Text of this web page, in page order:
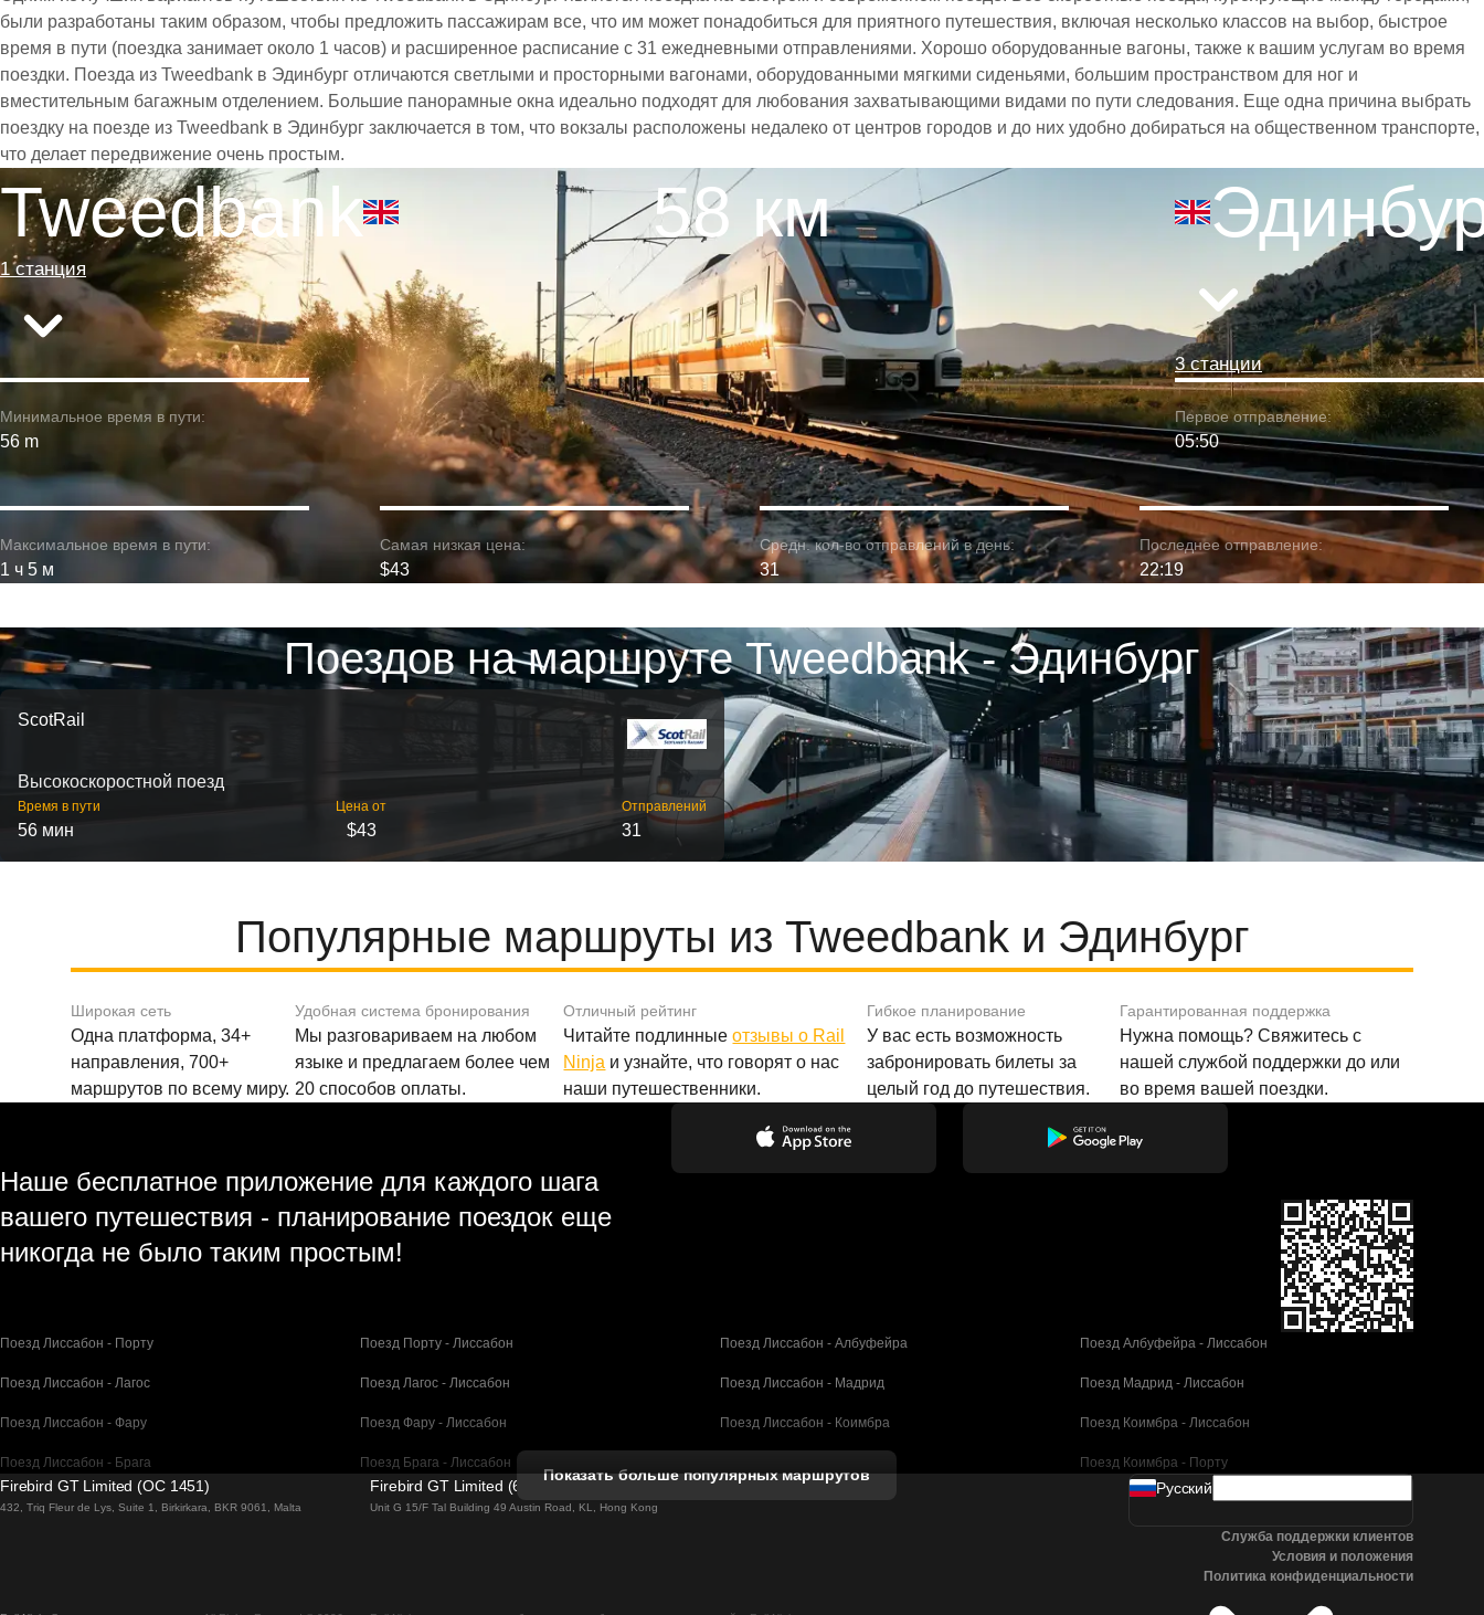
были разработаны таким образом, чтобы предложить пассажирам все, что им может понадобиться для приятного путешествия, включая несколько классов на выбор, быстрое
время в пути (поездка занимает около 1 часов) и расширенное расписание с 31 ежедневными отправлениями. Хорошо оборудованные вагоны, также к вашим услугам во время
поездки. Поезда из Tweedbank в Эдинбург отличаются светлыми и просторными вагонами, оборудованными мягкими сиденьями, большим пространством для ног и
вместительным багажным отделением. Большие панорамные окна идеально подходят для любования захватывающими видами по пути следования. Еще одна причина выбрать
поездку на поезде из Tweedbank в Эдинбург заключается в том, что вокзалы расположены недалеко от центров городов и до них удобно добираться на общественном транспорте,
что делает передвижение очень простым.
Tweedbank
1 станция
58 км
3 станции
Минимальное время в пути:
56 m
Первое отправление:
05:50
Максимальное время в пути:
1 ч 5 м
Самая низкая цена:
$43
Средн. кол-во отправлений в день:
31
Последнее отправление:
22:19
Поездов на маршруте Tweedbank - Эдинбург
ScotRail
Высокоскоростной поезд
Время в пути
56 мин
Цена от
$43
Отправлений
31
Популярные маршруты из Tweedbank и Эдинбург
Широкая сеть
Одна платформа, 34+
направления, 700+
маршрутов по всему миру.
Удобная система бронирования
Мы разговариваем на любом
языке и предлагаем более чем
20 способов оплаты.
Отличный рейтинг
Читайте подлинныеотзывы о Rail
Ninja и узнайте, что говорят о нас
наши путешественники.
Гибкое планирование
У вас есть возможность
забронировать билеты за
целый год до путешествия.
Гарантированная поддержка
Нужна помощь? Свяжитесь с
нашей службой поддержки до или
во время вашей поездки.
Наше бесплатное приложение для каждого шага
вашего путешествия - планирование поездок еще
никогда не было таким простым!
Поезд Лиссабон - Порту Поезд Порту - Лиссабон Поезд Лиссабон - Албуфейра Поезд Албуфейра - Лиссабон
Поезд Лиссабон - Лагос Поезд Лагос - Лиссабон Поезд Лиссабон - Мадрид Поезд Мадрид - Лиссабон
Поезд Лиссабон - Фару Поезд Фару - Лиссабон Поезд Лиссабон - Коимбра Поезд Коимбра - Лиссабон
Поезд Лиссабон - Брага Поезд Брага - Лиссабон Поезд Коимбра - Порту
Поезд Барселона - Мадрид Поезд Мадрид - Барселона Поезд Валенсия - Барселона
Поезд Севилья - Барселона
Поезд Малага - Барселона
Показать больше популярных маршрутов
Firebird GT Limited (OC 1451)
432, Triq Fleur de Lys, Suite 1, Birkirkara, BKR 9061, Malta
Firebird GT Limited (61211989)
Unit G 15/F Tal Building 49 Austin Road, KL, Hong Kong
Pусский
Служба поддержки клиентов
Условия и положения
Политика конфиденциальности